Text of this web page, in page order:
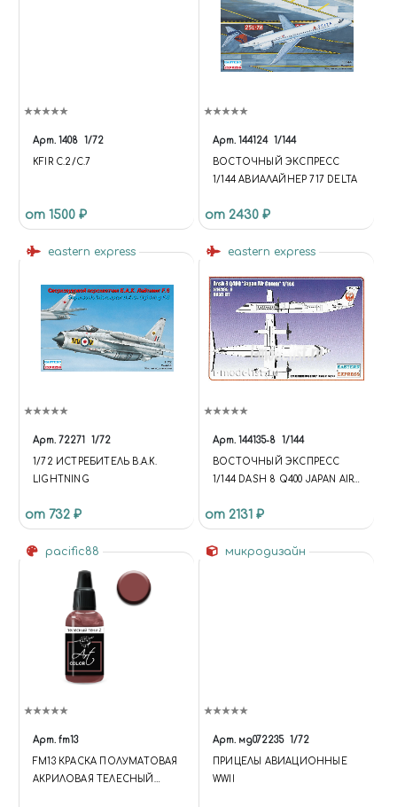
Арт. 1408 1/72
KFIR C.2/C.7
от 1500 ₽
Арт. 144124 1/144
ВОСТОЧНЫЙ ЭКСПРЕСС
1/144 АВИАЛАЙНЕР 717 DELTA
от 2430 ₽
eastern express
Арт. 72271 1/72
1/72 ИСТРЕБИТЕЛЬ B.A.K.
LIGHTNING
от 732 ₽
eastern express
Арт. 144135-8 1/144
ВОСТОЧНЫЙ ЭКСПРЕСС
1/144 DASH 8 Q400 JAPAN AIR
от 2131 ₽
pacific88
Арт. fm13
FM13 КРАСКА ПОЛУМАТОВАЯ
АКРИЛОВАЯ ТЕЛЕСНЫЙ
микродизайн
Арт. мд072235 1/72
ПРИЦЕЛЫ АВИАЦИОННЫЕ
WWII